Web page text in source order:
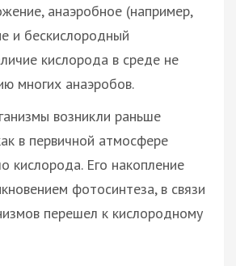
анаэробное (например,
и бескислородный
кислорода в среде не
многих анаэробов.
возникли раньше
в первичной атмосфере
кислорода. Его накопление
фотосинтеза, в связи
перешел к кислородному